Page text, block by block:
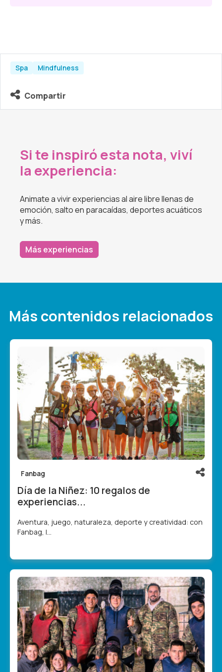
Spa Mindfulness
Compartir
Si te inspiró esta nota, viví
la experiencia:
Animate a vivir experiencias al aire libre llenas de
emoción, salto en paracaídas, deportes acuáticos
y más.
Más experiencias
Más contenidos relacionados
Fanbag
Día de la Niñez: 10 regalos de
experiencias...
Aventura, juego, naturaleza, deporte y creatividad: con
Fanbag, l...